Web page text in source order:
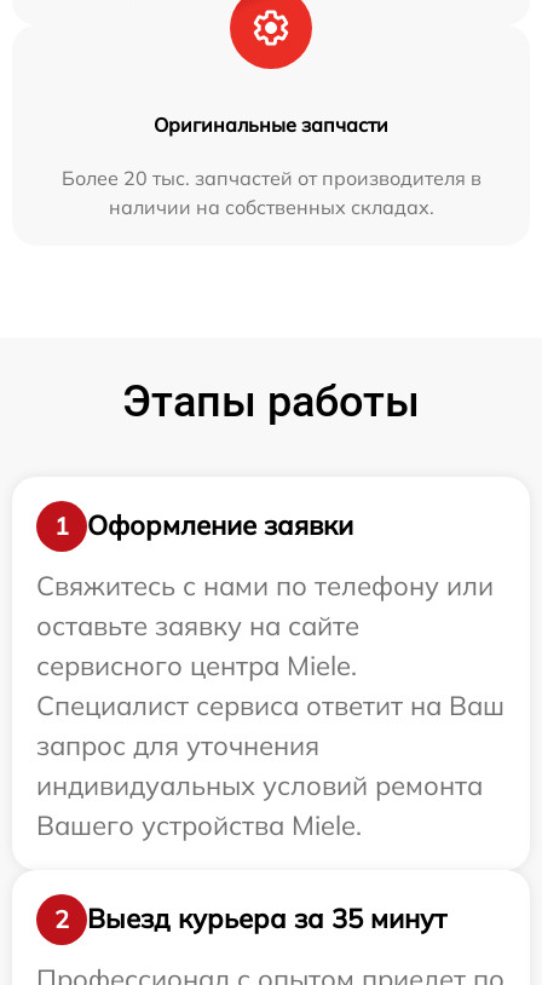
Оригинальные запчасти
Более 20 тыс. запчастей от производителя в
наличии на собственных складах.
Этапы работы
1
Оформление заявки
Свяжитесь с нами по телефону или
оставьте заявку на сайте
сервисного центра Miele.
Специалист сервиса ответит на Ваш
запрос для уточнения
индивидуальных условий ремонта
Вашего устройства Miele.
2
Выезд курьера за 35 минут